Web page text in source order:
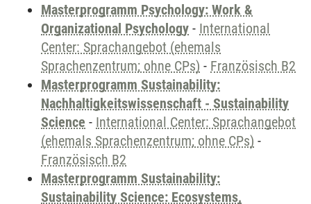
Masterprogramm Psychology: Work &
Organizational Psychology - International
Center: Sprachangebot (ehemals
Sprachenzentrum; ohne CPs) - Französisch B2
Masterprogramm Sustainability:
Nachhaltigkeitswissenschaft - Sustainability
Science - International Center: Sprachangebot
(ehemals Sprachenzentrum; ohne CPs) -
Französisch B2
Masterprogramm Sustainability:
Sustainability Science: Ecosystems,